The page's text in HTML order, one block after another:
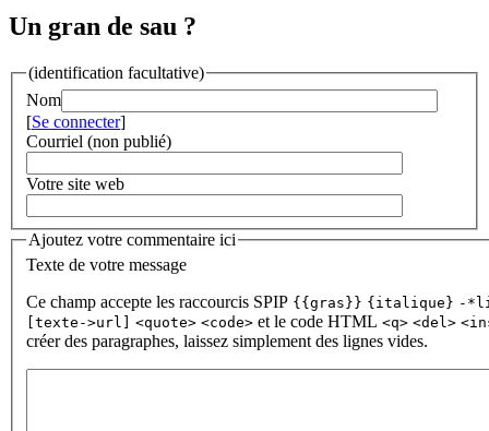
Un gran de sau ?
(identification facultative)
Nom
[Se connecter]
Courriel (non publié)
Votre site web
Ajoutez votre commentaire ici
Texte de votre message
Ce champ accepte les raccourcis SPIP {{gras}} {italique} -
[texte->url]
<quote> <code> et le code HTML <q> <del>
créer des paragraphes, laissez simplement des lignes vides.